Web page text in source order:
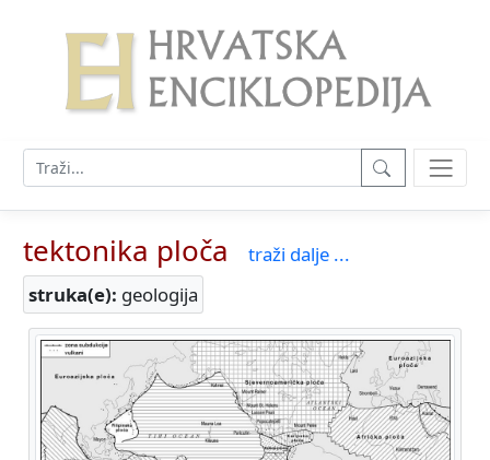
tektonika ploča
traži dalje ...
struka(e): geologija